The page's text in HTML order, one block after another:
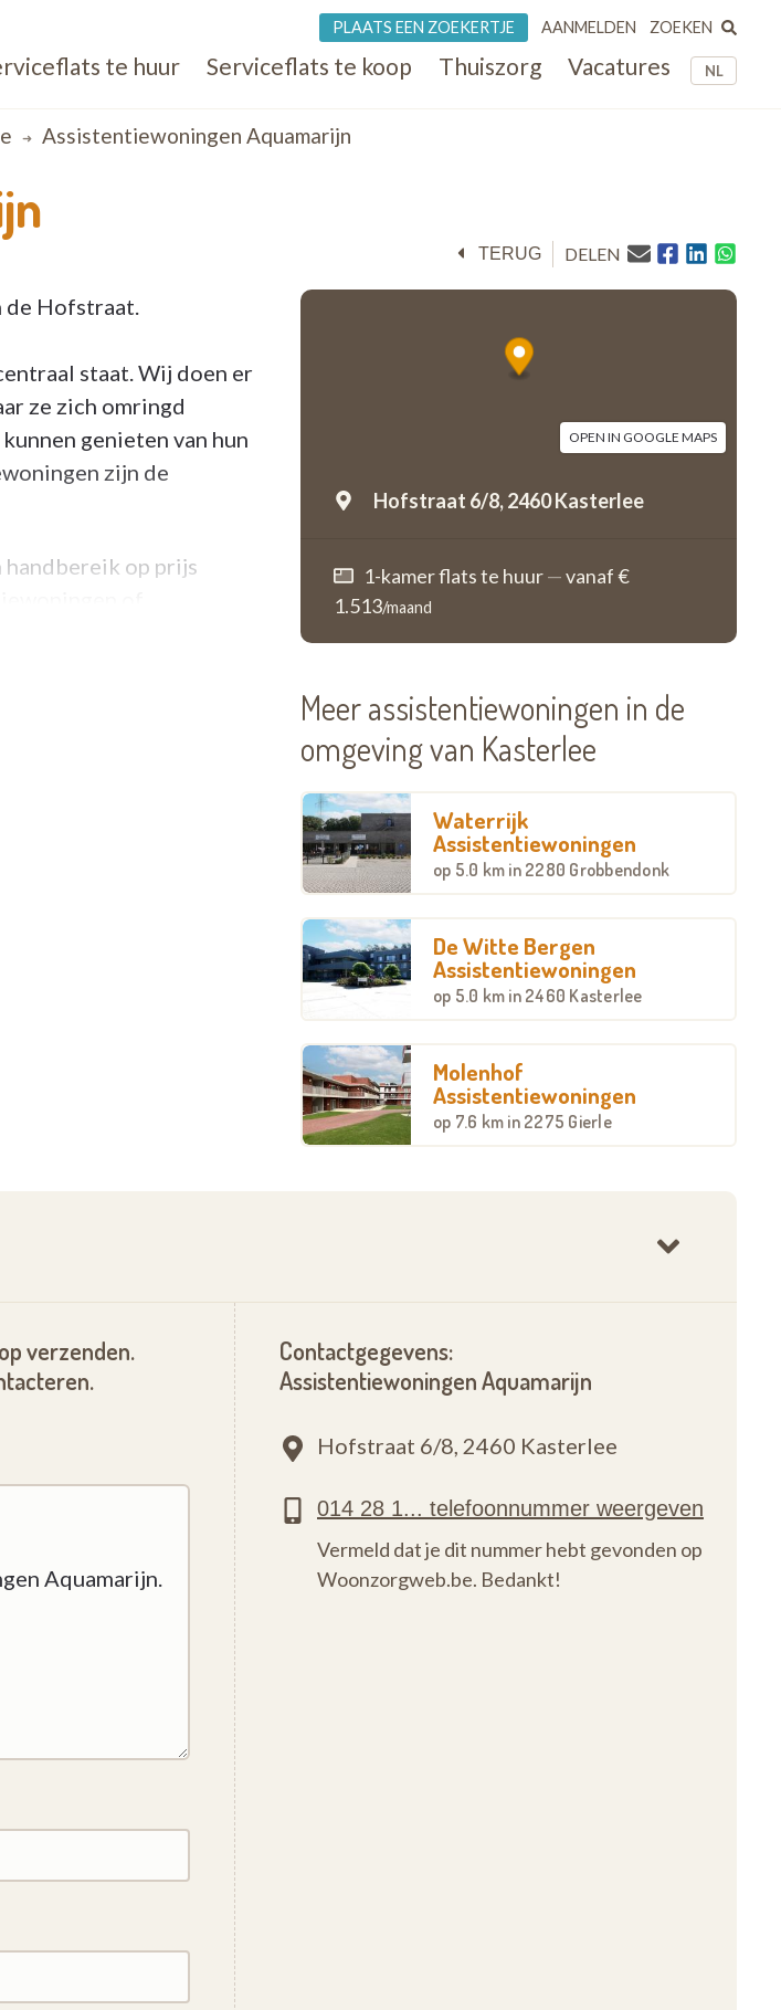
NL
te huur Serviceflats te koop Thuiszorg Vacatures
PLAATS EEN ZOEKERTJE AANMELDEN ZOEKEN
Assistentiewoningen Aquamarijn
TERUG DELEN
OPEN IN GOOGLE MAPS
Hofstraat 6/8,2460 Kasterlee
1-kamer flats te huur—vanaf €
1.513/maand
de Hofstraat.
staat. Wij doen er
ze zich omringd
genieten van hun
zijn de
handbereik op prijs
ook in een veilige
zou zijn.
nodig is, dan krijgt
het woonzorgcentrum.
Meer assistentiewoningen in de
omgeving van Kasterlee
Waterrijk
Assistentiewoningen
op 5.0 km in 2280 Grobbendonk
De Witte Bergen
Assistentiewoningen
op 5.0 km in 2460 Kasterlee
Molenhof
Assistentiewoningen
op 7.6 km in 2275 Gierle
verzenden.
Contactgegevens:
Assistentiewoningen Aquamarijn
Hofstraat 6/8, 2460 Kasterlee
Vermeld dat je dit nummer hebt gevonden op
Woonzorgweb.be. Bedankt!